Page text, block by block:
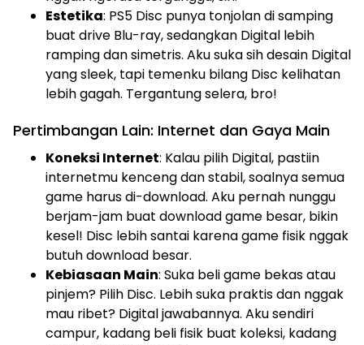
Estetika: PS5 Disc punya tonjolan di samping
buat drive Blu-ray, sedangkan Digital lebih
ramping dan simetris. Aku suka sih desain Digital
yang sleek, tapi temenku bilang Disc kelihatan
lebih gagah. Tergantung selera, bro!
Pertimbangan Lain: Internet dan Gaya Main
Koneksi Internet: Kalau pilih Digital, pastiin
internetmu kenceng dan stabil, soalnya semua
game harus di-download. Aku pernah nunggu
berjam-jam buat download game besar, bikin
kesel! Disc lebih santai karena game fisik nggak
butuh download besar.
Kebiasaan Main: Suka beli game bekas atau
pinjem? Pilih Disc. Lebih suka praktis dan nggak
mau ribet? Digital jawabannya. Aku sendiri
campur, kadang beli fisik buat koleksi, kadang